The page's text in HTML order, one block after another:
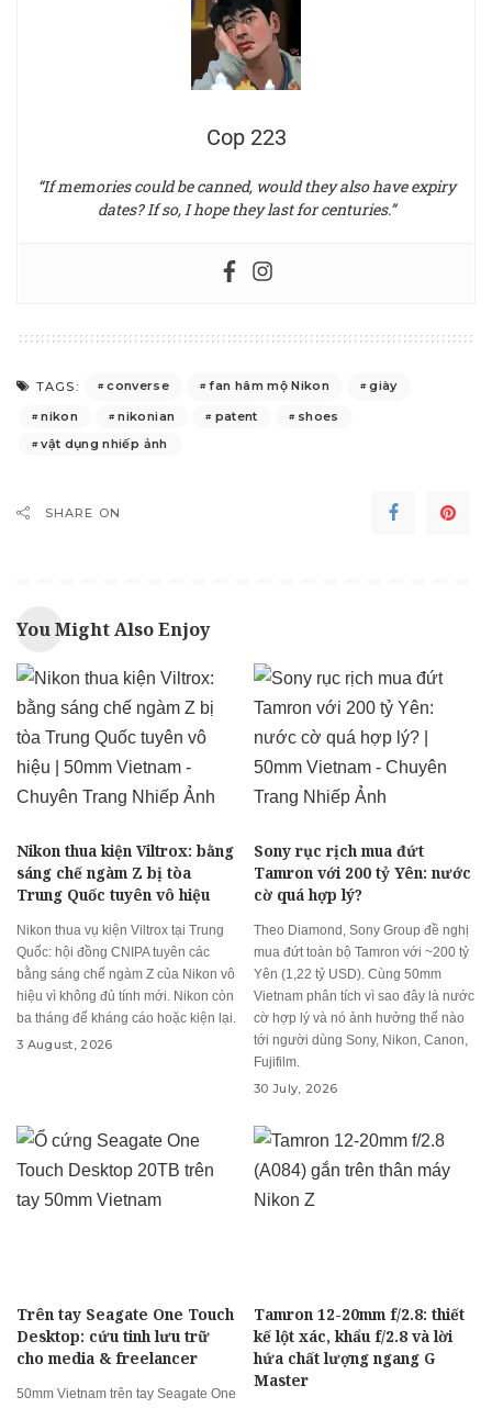
Cop 223
“If memories could be canned, would they also have expiry
dates? If so, I hope they last for centuries.”
TAGS: converse fan hâm mộ Nikon
giày
nikon
nikonian patent
shoes
vật dụng nhiếp ảnh
SHARE ON
You Might Also Enjoy
Nikon thua kiện Viltrox: bằng
sáng chế ngàm Z bị tòa
Trung Quốc tuyên vô hiệu
Nikon thua vụ kiện Viltrox tại Trung
Quốc: hội đồng CNIPA tuyên các
bằng sáng chế ngàm Z của Nikon vô
hiệu vì không đủ tính mới. Nikon còn
ba tháng để kháng cáo hoặc kiện lại.
3 August, 2026
Sony rục rịch mua đứt
Tamron với 200 tỷ Yên: nước
cờ quá hợp lý?
Theo Diamond, Sony Group đề nghị
mua đứt toàn bộ Tamron với ~200 tỷ
Yên (1,22 tỷ USD). Cùng 50mm
Vietnam phân tích vì sao đây là nước
cờ hợp lý và nó ảnh hưởng thế nào
tới người dùng Sony, Nikon, Canon,
Fujifilm.
30 July, 2026
Trên tay Seagate One Touch
Desktop: cứu tinh lưu trữ
cho media & freelancer
50mm Vietnam trên tay Seagate One
Tamron 12-20mm f/2.8: thiết
kế lột xác, khẩu f/2.8 và lời
hứa chất lượng ngang G
Master